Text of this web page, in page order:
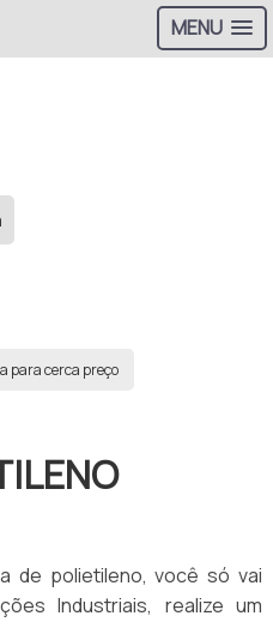
MENU
para cerca preço
de polietileno, você só vai
Industriais, realize um